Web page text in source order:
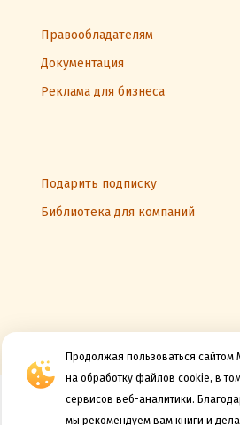
Продолжая пользоваться сайтом
на обработку файлов cookie, в
сервисов веб-аналитики.
мы рекомендуем вам книги и
Правообладателям
Документация
Реклама для бизнеса
Подарить подписку
Библиотека для компаний